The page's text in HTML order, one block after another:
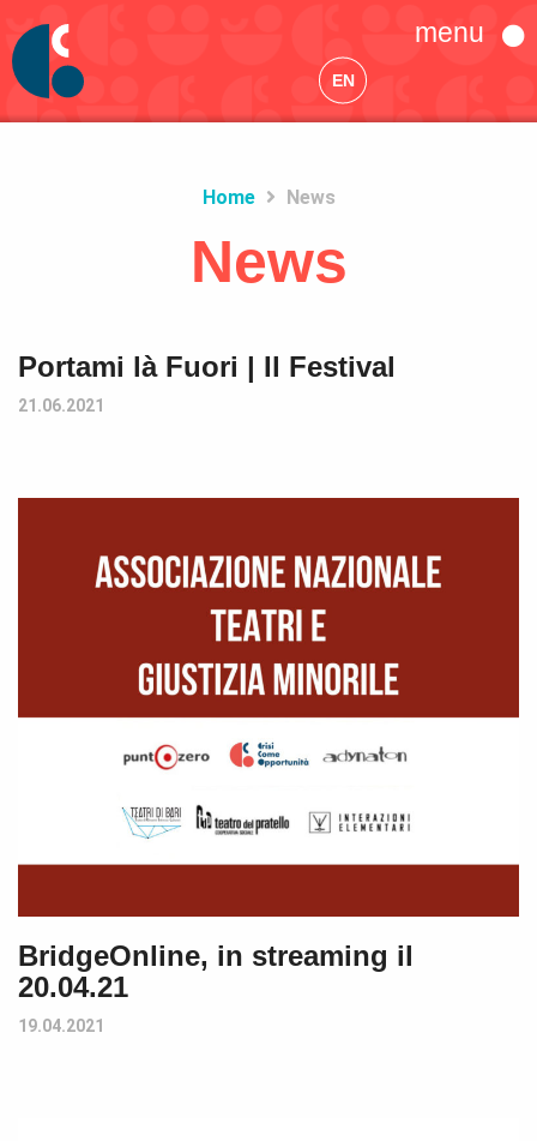
EN
menu
Home News
News
Portami là Fuori | Il Festival
21.06.2021
BridgeOnline, in streaming il
20.04.21
19.04.2021